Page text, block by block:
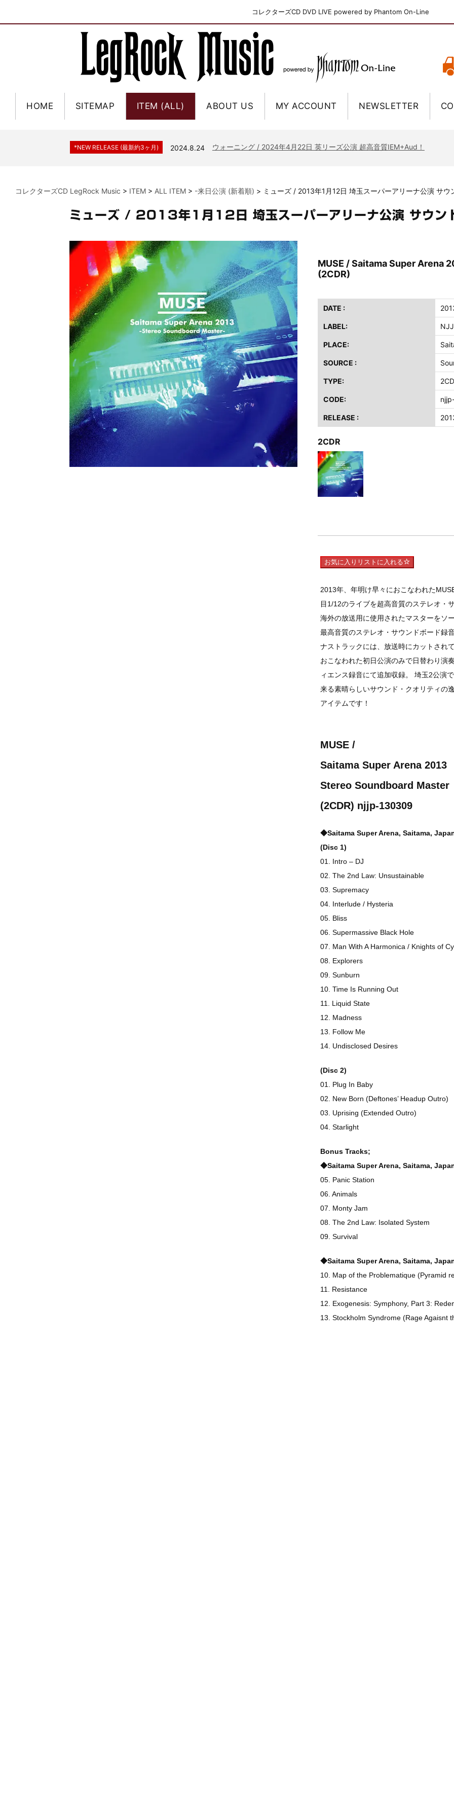
コレクターズCD DVD LIVE powered by Phantom On-Line
HOME SITEMAP ITEM (ALL) ABOUT US MY ACCOUNT NEWSLETTER
*NEW RELEASE (最新約3ヶ月) 2024.6.9 ジャーニー / 1979年5月8+9日 コロラド州 2公演 SBD 完全収録！
*NEW RELEASE (最新約3ヶ月) 2024.8.24 ウォーニング / 2024年4月22日 英リーズ公演 超高音質IEM+Aud！
スコーピオンズ / 2024年6月15日 リスボン公演 FHD 完全収録！
*NEW RELEASE (最新約3ヶ月) 2024.6.20 マネスキン / 2024年6月9日 ドイツ ROCK AM RING 公演 FHD 完全収録！
2024.6.9
*NEW RELEASE (最新約3ヶ月) 2024.6.9 ユーライア・ヒープ / 2023年8月3日 ドイツ W.O.A. 公演 FHD 完全収録！
*NEW RELEASE (最新約3ヶ月) 2024.6.9 ジャーニー / 1979年5月8+9日 コロラド州 2公演 SBD 完全収録！
*NEW RELEASE (最新約3ヶ月) NGHFB / 2024年7月28日 フジロック’24公演 超高音質AI-SBD！
*NEW RELEASE (最新約3ヶ月) 2024.8.24 ウォーニング / 2024年4月22日 英リーズ公演 超高音質IEM+Aud！
*NEW RELEASE (最新約3ヶ月) 2024.6.24 ビリー・ジョエル / 2024年3月24日 100Aniv. 米M.S.G公演 完全収録！
*NEW RELEASE (最新約3ヶ月)
2024.6.24
リアム・ギャラガー / 2024年6月3日 カーディフ公演 IEM/AUD 完全収録！
*NEW RELEASE (最新約3ヶ月) 2024.6.24 スコーピオンズ / 2024年6月15日 リスボン公演 FHD 完全収録！
*NEW RELEASE (最新約3ヶ月) 2024.6.20 マネスキン / 2024年6月9日 ドイツ ROCK AM RING 公演 FHD 完全収録！
*NEW RELEASE (最新約3ヶ月) 2024.6.9 リアム・ギャラガー / 2024年6月1日 英国シェフィールド公演 完全収録！
*NEW RELEASE (最新約3ヶ月) 2024.6.9 メガデス / 2023年8月4日 ドイツ W.O.A. 公演 FHD 完全収録！
*NEW RELEASE (最新約3ヶ月) 2024.6.9 ユーライア・ヒープ / 2023年8月3日 ドイツ W.O.A. 公演 FHD 完全収録！
*NEW RELEASE (最新約3ヶ月) 2024.6.9 ジャーニー / 1979年5月8+9日 コロラド州 2公演 SBD 完全収録！
コレクターズCD LegRock Music > ITEM > ALL ITEM > -来日公演 (新着順) > ミューズ / 2013年1月12日 埼玉スーパーアリーナ公演 サウ
ミューズ / 2013年1月12日 埼玉スーパーアリーナ公演 サウン
MUSE / Saitama Super Arena
(2CDR)
DATE :
LABEL:
PLACE:
SOURCE :
TYPE:
CODE:
RELEASE :
2CDR
お気に入りリストに入れる
2013年、年明け早々におこなわれた
目1/12のライブを超高音質のステレオ・
海外の放送用に使用されたマスターをソ
最高音質のステレオ・サウンドボード録
ナストラックには、放送時にカットされ
おこなわれた初日公演のみで日替わり演
ィエンス録音にて追加収録。 埼玉2公演
来る素晴らしいサウンド・クオリティの
アイテムです！
MUSE /
Saitama Super Arena 2013
Stereo Soundboard Master
(2CDR) njjp-130309
◆Saitama Super Arena, Saitama,
(Disc 1)
01. Intro – DJ
02. The 2nd Law: Unsustainable
03. Supremacy
04. Interlude / Hysteria
05. Bliss
06. Supermassive Black Hole
07. Man With A Harmonica / Knights of
08. Explorers
09. Sunburn
10. Time Is Running Out
11. Liquid State
12. Madness
13. Follow Me
14. Undisclosed Desires
(Disc 2)
01. Plug In Baby
02. New Born (Deftones’ Headup Outro)
03. Uprising (Extended Outro)
04. Starlight
Bonus Tracks;
◆Saitama Super Arena, Saitama,
05. Panic Station
06. Animals
07. Monty Jam
08. The 2nd Law: Isolated System
09. Survival
◆Saitama Super Arena, Saitama,
10. Map of the Problematique (Pyramid
11. Resistance
12. Exogenesis: Symphony, Part 3:
13. Stockholm Syndrome (Rage Agaisnt